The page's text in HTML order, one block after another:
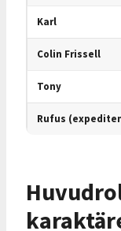
Karl
Colin Frissell
Tony
Rufus